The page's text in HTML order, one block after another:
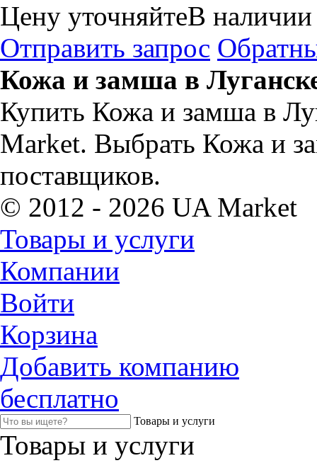
Цену уточняйтеВ наличии
Отправить запрос
Кожа и замша в
Купить Кожа и замша в
Market. Выбрать Кожа и
поставщиков.
© 2012 - 2026 UA Market
Товары и услуги
Компании
Войти
Корзина
Добавить компанию
бесплатно
Товары и услуги
Товары и услуги